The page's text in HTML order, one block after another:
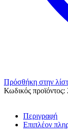
Πρόσθήκη στην
Κωδικός προϊόντος:
Περιγραφή
Επιπλέον